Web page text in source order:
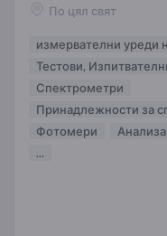
По цял свят
измервателни уреди
Тестови,
Спектрометри
Принадлежности за
Фотомери
...